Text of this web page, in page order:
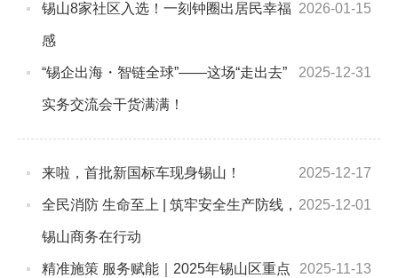
2026-01-15
锡山8家社区入选！一刻钟圈出居民幸福
感
2025-12-31
“锡企出海・智链全球”——这场“走出去”
实务交流会干货满满！
2025-12-17
来啦，首批新国标车现身锡山！
2025-12-01
全民消防 生命至上 | 筑牢安全生产防线，
锡山商务在行动
2025-11-13
精准施策 服务赋能｜2025年锡山区重点